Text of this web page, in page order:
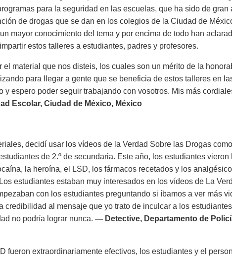
para la seguridad en las escuelas, que ha sido de gran
de drogas que se dan en los colegios de la Ciudad de
mayor conocimiento del tema y por encima de todo han
estos talleres a estudiantes, padres y profesores.
el material que nos disteis, los cuales son un mérito de la
para llegar a gente que se beneficia de estos talleres en
y espero poder seguir trabajando con vosotros. Mis más
Escolar, Ciudad de México, México
decidí usar los vídeos de la Verdad Sobre las Drogas
de 2.º de secundaria. Este año, los estudiantes vieron
la heroína, el LSD, los fármacos recetados y los
estudiantes estaban muy interesados en los vídeos de La
con los estudiantes preguntando si íbamos a ver más
credibilidad al mensaje que yo trato de inculcar a los
no podría lograr nunca. — Detective, Departamento de
fueron extraordinariamente efectivos, los estudiantes y el